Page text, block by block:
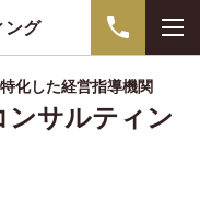
ング
化した経営指導機関
ンサルティン